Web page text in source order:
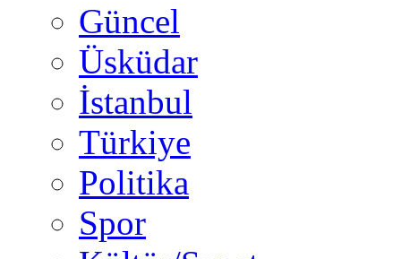
Güncel
Üsküdar
İstanbul
Türkiye
Politika
Spor